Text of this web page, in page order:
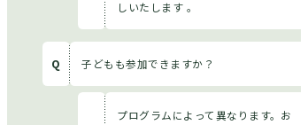
しいたします 。
子どもも参加できますか？
プログラムによって異なります。お